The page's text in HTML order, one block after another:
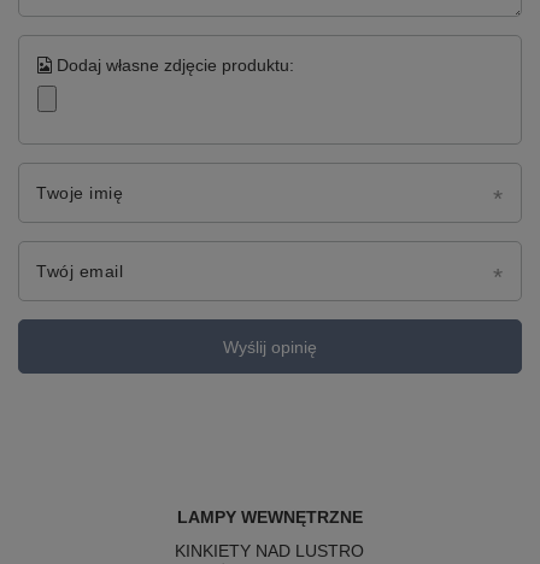
Dodaj własne zdjęcie produktu:
Twoje imię
Twój email
Wyślij opinię
LAMPY WEWNĘTRZNE
KINKIETY NAD LUSTRO